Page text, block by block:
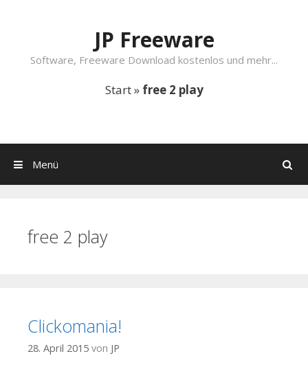
JP Freeware
Software, Freeware Download kostenlos und mehr...
Start» free 2 play
Suchen
Menü
free 2 play
Clickomania!
28. April 2015 von JP